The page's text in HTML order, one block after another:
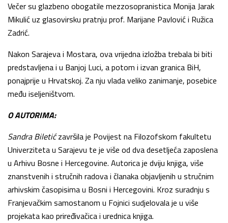
Večer su glazbeno obogatile mezzosopranistica Monija Jarak
Mikulić uz glasovirsku pratnju prof. Marijane Pavlović i Ružica
Zadrić.
Nakon Sarajeva i Mostara, ova vrijedna izložba trebala bi biti
predstavljena i u Banjoj Luci, a potom i izvan granica BiH,
ponajprije u Hrvatskoj. Za nju vlada veliko zanimanje, posebice
među iseljeništvom.
O AUTORIMA:
Sandra Biletićzavršila je Povijest na Filozofskom fakultetu
Univerziteta u Sarajevu te je više od dva desetljeća zaposlena
u Arhivu Bosne i Hercegovine. Autorica je dviju knjiga, više
znanstvenih i stručnih radova i članaka objavljenih u stručnim
arhivskim časopisima u Bosni i Hercegovini. Kroz suradnju s
Franjevačkim samostanom u Fojnici sudjelovala je u više
projekata kao priređivačica i urednica knjiga.